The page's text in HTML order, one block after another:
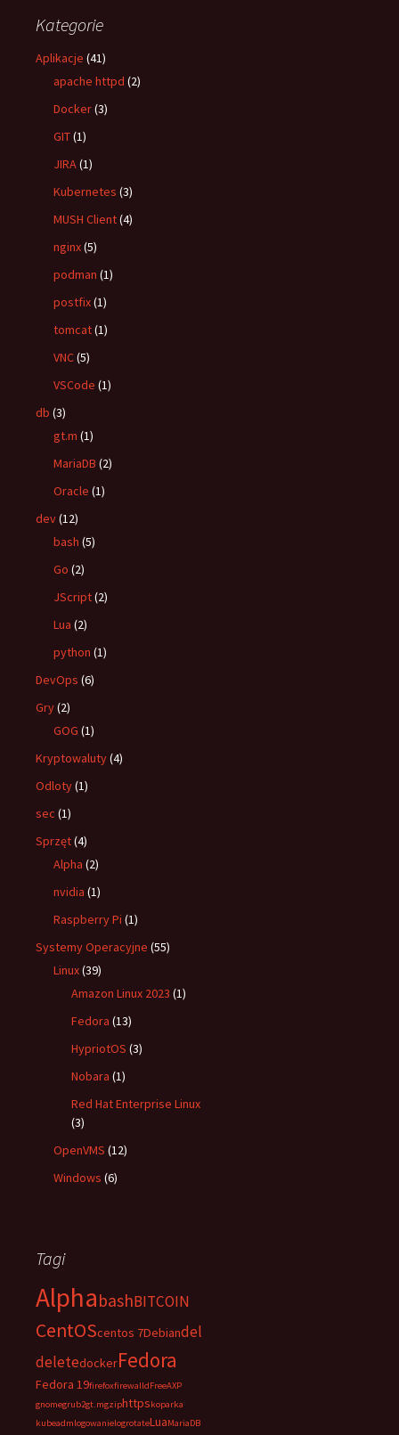
Kategorie
Aplikacje (41)
apache httpd (2)
Docker(3)
GIT(1)
JIRA(1)
Kubernetes (3)
MUSH Client(4)
nginx(5)
podman (1)
postfix(1)
tomcat(1)
VNC(5)
VSCode (1)
db (3)
gt.m (1)
MariaDB (2)
Oracle (1)
dev(12)
bash (5)
Go (2)
JScript(2)
Lua (2)
python (1)
DevOps (6)
Gry(2)
GOG (1)
Kryptowaluty(4)
Odloty(1)
sec (1)
Sprzęt(4)
Alpha (2)
nvidia (1)
Raspberry Pi (1)
Systemy Operacyjne (55)
Linux(39)
Amazon Linux 2023 (1)
Fedora (13)
HypriotOS (3)
Nobara (1)
Red Hat Enterprise Linux
(3)
OpenVMS (12)
Windows (6)
Tagi
AlphabashBITCOIN
CentOScentos 7Debiandel
deletedockerFedora
Fedora 19firefoxfirewalldFreeAXP
gnomegrub2gt.mgziphttpskoparka
kubeadmlogowanielogrotateLuaMariaDB